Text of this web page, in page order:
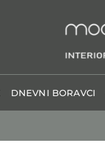
DNEVNI BORAVCI